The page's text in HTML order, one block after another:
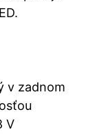
v zadnom
V